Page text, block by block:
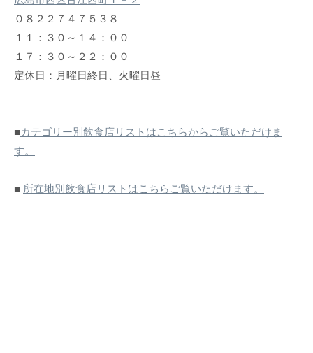
０８２２７４７５３８
１１：３０～１４：００
１７：３０～２２：００
定休日：月曜日終日、火曜日昼
■カテゴリー別飲食店リストはこちらからご覧いただけま
す。
■ 所在地別飲食店リストはこちらご覧いただけます。